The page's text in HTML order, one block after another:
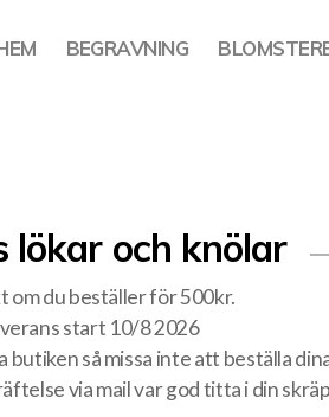
BEGRAVNING
lökar och knölar
om du beställer för 500kr.
start 10/8 2026
butiken så missa inte att beställa
via mail var god titta i din